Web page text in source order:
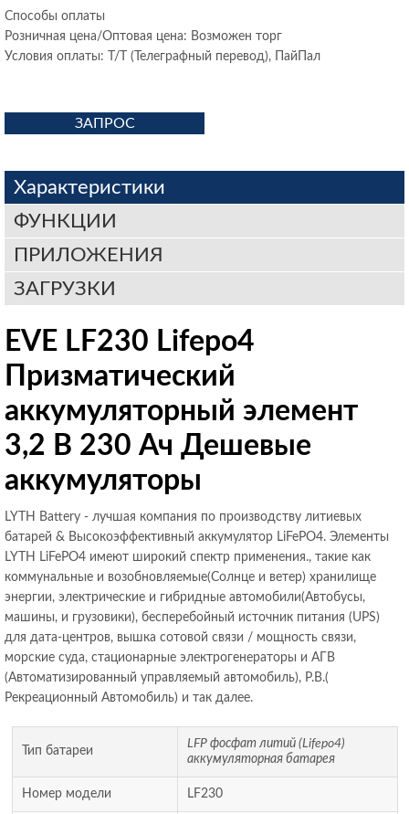
Способы оплаты
Розничная цена/Оптовая цена: Возможен торг
Условия оплаты: Т/Т (Телеграфный перевод), ПайПал
ЗАПРОС
Характеристики
ФУНКЦИИ
ПРИЛОЖЕНИЯ
ЗАГРУЗКИ
EVE LF230 Lifepo4
Призматический
аккумуляторный элемент
3,2 В 230 Ач Дешевые
аккумуляторы
LYTH Battery - лучшая компания по производству литиевых
батарей & Высокоэффективный аккумулятор LiFePO4. Элементы
LYTH LiFePO4 имеют широкий спектр применения., такие как
коммунальные и возобновляемые(Солнце и ветер) хранилище
энергии, электрические и гибридные автомобили(Автобусы,
машины, и грузовики), бесперебойный источник питания (UPS)
для дата-центров, вышка сотовой связи / мощность связи,
морские суда, стационарные электрогенераторы и АГВ
(Автоматизированный управляемый автомобиль), Р.В.(
Рекреационный Автомобиль) и так далее.
Тип батареи
LFP фосфат литий (Lifepo4)
аккумуляторная батарея
Номер модели LF230